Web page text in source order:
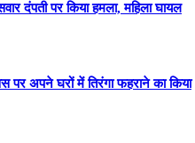
दंपती पर किया हमला, महिला घायल
पर अपने घरों में तिरंगा फहराने का किया